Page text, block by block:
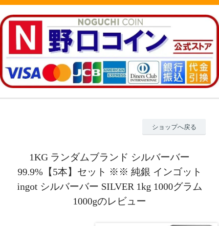
ショップへ戻る
1KG ランダムブランド シルバーバー
99.9%【5本】セット ※※ 純銀 インゴット
ingot シルバーバー SILVER 1kg 1000グラム
1000gのレビュー